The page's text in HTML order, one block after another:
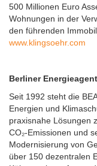
500 Millionen Euro
Wohnungen in der
den führenden
www.klingsoehr.com
Berliner
Seit 1992 steht die
Energien und
praxisnahe Lösungen
CO₂-Emissionen und
Modernisierung von
über 150 dezentralen